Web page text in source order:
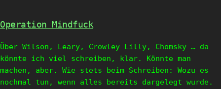
Operation Mindfuck
Über Wilson, Leary, Crowley Lilly, Chomsky … da
könnte ich viel schreiben, klar. Könnte man
machen, aber. Wie stets beim Schreiben: Wozu es
nochmal tun, wenn alles bereits dargelegt wurde.